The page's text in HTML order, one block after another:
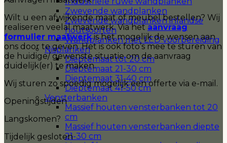
Zwevende wandplanken
Zwevende wandplanken inlandse
houtsoorten
Wandplanken met LED voorbereiding
Nisplanken
Dieptemaat tot 20 cm
Dieptemaat 21-30 cm
Dieptemaat 31-40 cm
Dieptemaat 41-50 cm
Vensterbanken
Massief houten vensterbanken tot 20
cm
Massief houten vensterbanken diepte
21-30 cm
Wilt u een afwijkende maat of meubel bestellen? Wij
realiseren veelal maatwerk. Via hetaanvraag
formulier maatwerkis het mogelijk de wensen aan
ons door te geven. Het is ook foto’s mee te sturen van
de huidige/ gewenste situatie om de aanvraag
duidelijk(er) te maken.
Wij sturen zo spoedig mogelijk een offerte via e-mail.
Openingstijden
Langskomen?
Tijdelijk gesloten